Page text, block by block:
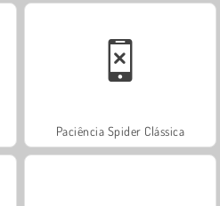
Paciência Spider Clássica